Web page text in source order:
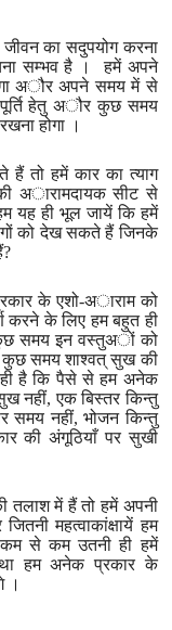
का सदुपयोग करना
सम्भव है । हमें अपने
अौर अपने समय में से
हेतु अौर कुछ समय
होगा ।
हैं तो हमें कार का त्याग
अारामदायक सीट से
यह ही भूल जायें कि हमें
को देख सकते हैं जिनके
के एशो-अाराम को
करने के लिए हम बहुत ही
समय इन वस्तुअों को
कुछ समय शाश्वत् सुख की
यही है कि पैसे से हम अनेक
नहीं, एक बिस्तर किन्तु
समय नहीं, भोजन किन्तु
की अंगूठियाँ पर सुखी
तलाश में हैं तो हमें अपनी
महत्वाकांक्षायें हम
से कम उतनी ही हमें
हम अनेक प्रकार के
।